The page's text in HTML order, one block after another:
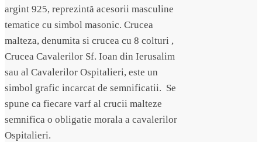
argint 925, reprezintă acesorii masculine
tematice cu simbol masonic. Crucea
malteza, denumita si crucea cu 8 colturi ,
Crucea Cavalerilor Sf. Ioan din Ierusalim
sau al Cavalerilor Ospitalieri, este un
simbol grafic incarcat de semnificatii. Se
spune ca fiecare varf al crucii malteze
semnifica o obligatie morala a cavalerilor
Ospitalieri.